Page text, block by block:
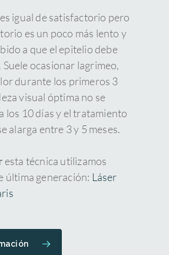
igual de satisfactorio pero
es un poco más lento y
a que el epitelio debe
ocasionar lagrimeo,
durante los primeros 3
visual óptima no se
los 10 días y el tratamiento
alarga entre 3 y 5 meses.
esta técnica utilizamos
última generación: Láser